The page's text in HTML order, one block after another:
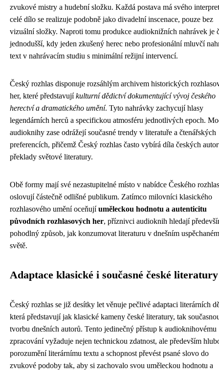
zvukové mistry a hudební složku. Každá postava má svého
celé dílo se realizuje podobně jako divadelní inscenace, pouze bez
vizuální složky. Naproti tomu produkce audioknižních nahrávek je
jednodušší, kdy jeden zkušený herec nebo profesionální mluvčí
text v nahrávacím studiu s minimální režijní intervencí.
Český rozhlas disponuje rozsáhlým archivem historických
her, které představujíkulturní dědictví dokumentující vývoj českého
herectví a dramatického umění. Tyto nahrávky zachycují hlasy
legendárních herců a specifickou atmosféru jednotlivých epoch.
audioknihy zase odrážejí současné trendy v literatuře a čtenářských
preferencích, přičemž Český rozhlas často vybírá díla českých
překlady světové literatury.
Obě formy mají své nezastupitelné místo v nabídce Českého
oslovují částečně odlišné publikum. Zatímco milovníci klasického
rozhlasového umění oceňujíuměleckou hodnotu a autenticitu
původních rozhlasových her, příznivci audioknih hledají
pohodlný způsob, jak konzumovat literaturu v dnešním uspěchaném
světě.
Adaptace klasické i současné české literatury
Český rozhlas se již desítky let věnuje pečlivé adaptaci literárních
která představují jak klasické kameny české literatury, tak
tvorbu dnešních autorů. Tento jedinečný přístup k audioknihovému
zpracování vyžaduje nejen technickou zdatnost, ale především
porozumění literárnímu textu a schopnost převést psané slovo do
zvukové podoby tak, aby si zachovalo svou uměleckou hodnotu a